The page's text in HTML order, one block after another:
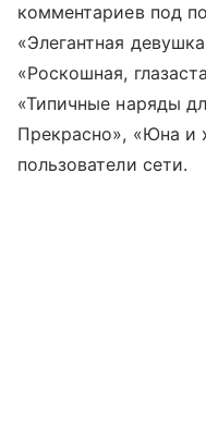
комментариев под
«Элегантная
«Роскошная,
«Типичные наряды
Прекрасно», «Юна и
пользователи сети.